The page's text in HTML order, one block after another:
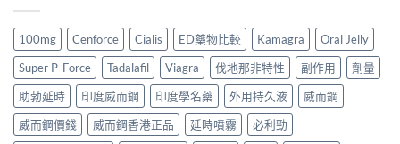
100mg Cenforce Cialis ED藥物比較 Kamagra
Oral Jelly
Super P-Force
Tadalafil Viagra 伐地那非特性 副作用
劑量
助勃延時
印度威而鋼 印度學名藥 外用持久液
威而鋼
威而鋼價錢
威而鋼香港正品 延時噴霧
必利勁